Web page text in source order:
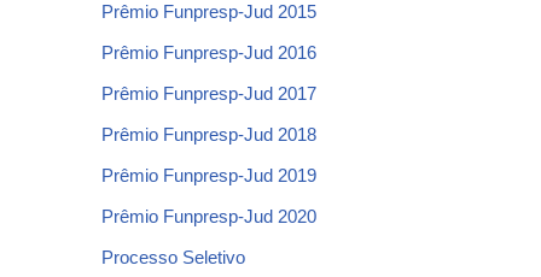
Prêmio Funpresp-Jud 2015
Prêmio Funpresp-Jud 2016
Prêmio Funpresp-Jud 2017
Prêmio Funpresp-Jud 2018
Prêmio Funpresp-Jud 2019
Prêmio Funpresp-Jud 2020
Processo Seletivo